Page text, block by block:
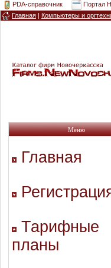
PDA-справочник Портал
Главная | Компьютеры и
Меню
Главная
Тарифные
планы